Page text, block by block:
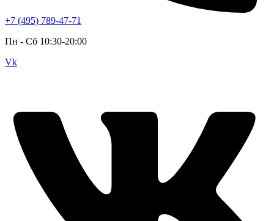
+7 (495) 789-47-71
Пн - Cб 10:30-20:00
Vk